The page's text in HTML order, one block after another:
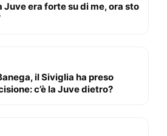
Juve era forte su di me, ora sto
il Siviglia ha preso
c’è la Juve dietro?